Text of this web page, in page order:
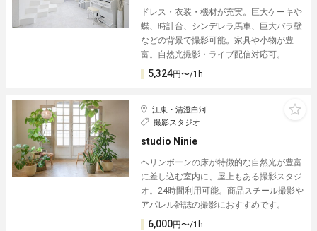
ドレス・衣装・機材が充実。巨大ケーキや
蝶、時計台、シンデレラ馬車、巨大バラ壁
などの背景で撮影可能。家具や小物が豊
富。自然光撮影・ライブ配信対応可。
5,324円〜/1h
江東・清澄白河
撮影スタジオ
studio Ninie
ヘリンボーンの床が特徴的な自然光が豊富
に差し込む室内に、屋上もある撮影スタジ
オ。24時間利用可能。商品スチール撮影や
アパレル雑誌の撮影におすすめです。
6,000円〜/1h